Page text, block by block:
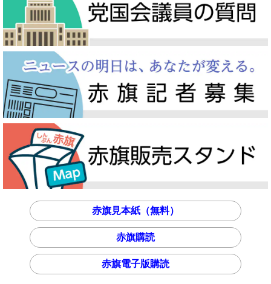
赤旗見本紙（無料）
赤旗購読
赤旗電子版購読